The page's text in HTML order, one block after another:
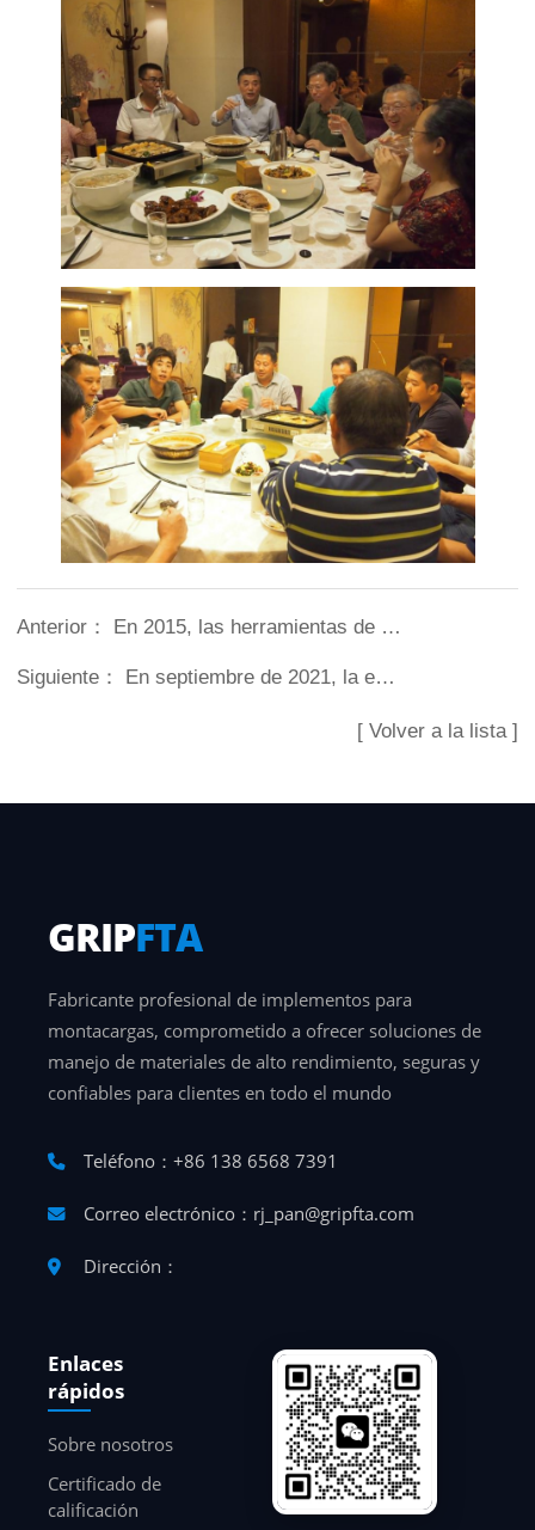
Anterior： En 2015, las herramientas de montacargas rotativas aumentaron un 46% interanual en 2014
Siguiente： En septiembre de 2021, la empresa fue autorizada por Longgong Forklift (Shanghai) Co., Ltd. para producir accesorios para montacargas de la marca Longgong.
[ Volver a la lista ]
GRIPFTA
Fabricante profesional de implementos para
montacargas, comprometido a ofrecer soluciones de
manejo de materiales de alto rendimiento, seguras y
confiables para clientes en todo el mundo
Teléfono：+86 138 6568 7391
Correo electrónico：rj_pan@gripfta.com
Dirección：
Enlaces
rápidos
Sobre nosotros
Certificado de
calificación